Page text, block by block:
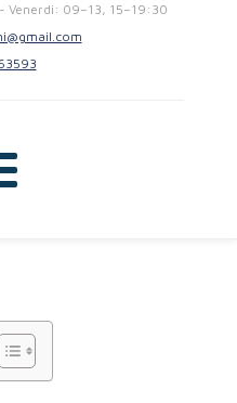
Venerdi: 09–13, 15–19:30